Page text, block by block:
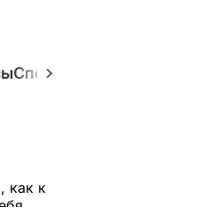
Спецпроекты
как к